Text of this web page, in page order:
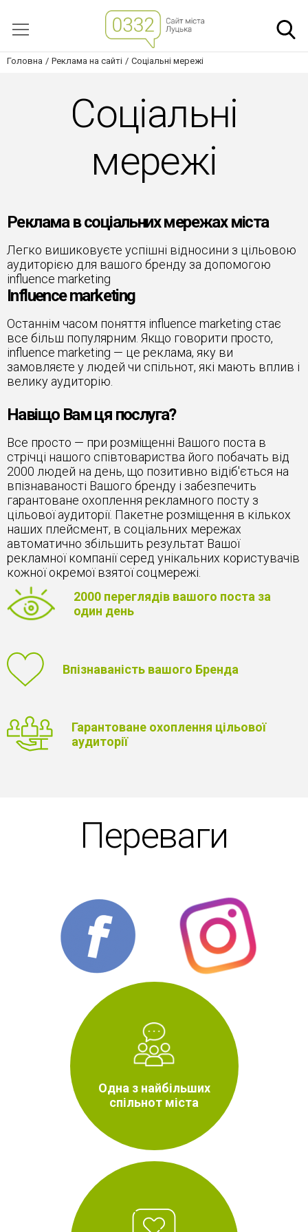
Головна Реклама на сайті Соціальні мережі
Соціальні
мережі
Реклама в соціальних мережах міста
Легко вишиковуєте успішні відносини з цільовою
аудиторією для вашого бренду за допомогою
influence marketing
Influence marketing
Останнім часом поняття influence marketing стає
все більш популярним. Якщо говорити просто,
influence marketing — це реклама, яку ви
замовляєте у людей чи спільнот, які мають вплив і
велику аудиторію.
Навіщо Вам ця послуга?
Все просто — при розміщенні Вашого поста в
стрічці нашого співтовариства його побачать від
2000 людей на день, що позитивно відіб'ється на
впізнаваності Вашого бренду і забезпечить
гарантоване охоплення рекламного посту з
цільової аудиторії. Пакетне розміщення в кількох
наших плейсмент, в соціальних мережах
автоматично збільшить результат Вашої
рекламної компанії серед унікальних користувачів
кожної окремої взятої соцмережі.
2000 переглядів вашого поста за
один день
Впізнаваність вашого Бренда
Гарантоване охоплення цільової
аудиторії
Переваги
Одна з найбільших
спільнот міста